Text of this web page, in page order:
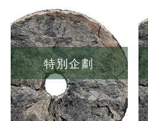
特別企劃